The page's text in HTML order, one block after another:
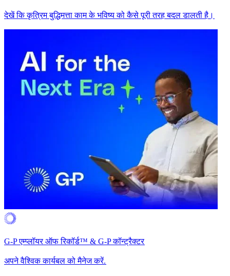
देखें कि कृत्रिम बुद्धिमत्ता काम के भविष्य को कैसे पूरी तरह बदल डालती है।​​
G-P एम्प्लॉयर ऑफ रिकॉर्ड™ & G-P कॉन्ट्रैक्टर​​
अपने वैश्विक कार्यबल को मैनेज करें.​​